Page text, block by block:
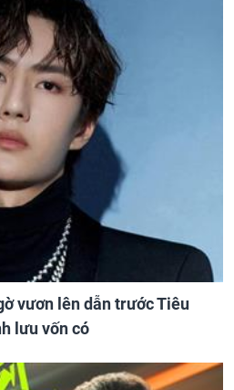
vươn lên dẫn trước Tiêu
lưu vốn có